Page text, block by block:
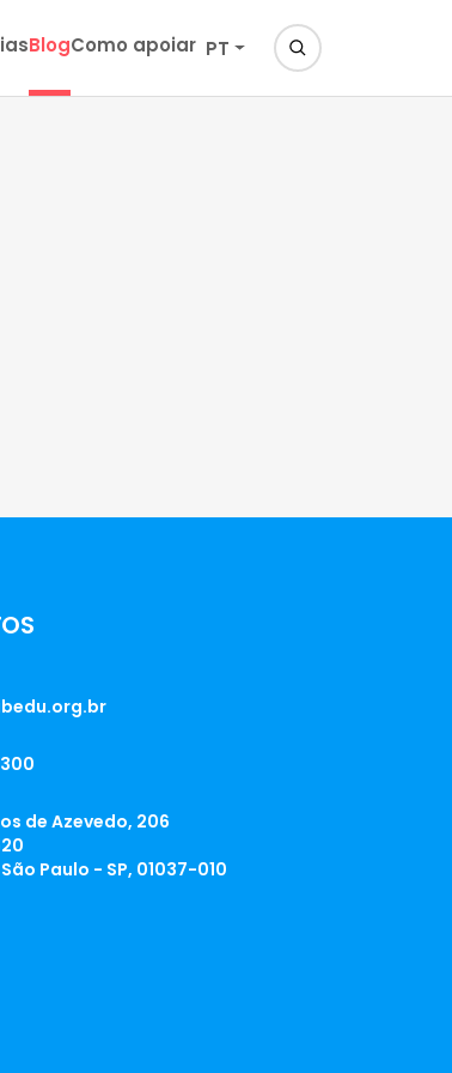
BlogComo apoiar PT
de Azevedo, 206
Paulo - SP, 01037-010